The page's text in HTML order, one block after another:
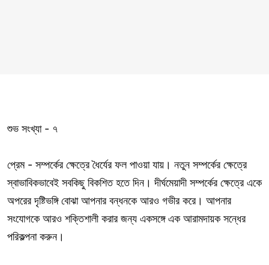
শুভ সংখ্যা - ৭
প্রেম - সম্পর্কের ক্ষেত্রে ধৈর্যের ফল পাওয়া যায়। নতুন সম্পর্কের ক্ষেত্রে
স্বাভাবিকভাবেই সবকিছু বিকশিত হতে দিন। দীর্ঘমেয়াদী সম্পর্কের ক্ষেত্রে একে
অপরের দৃষ্টিভঙ্গি বোঝা আপনার বন্ধনকে আরও গভীর করে। আপনার
সংযোগকে আরও শক্তিশালী করার জন্য একসঙ্গে এক আরামদায়ক সন্ধের
পরিকল্পনা করুন।